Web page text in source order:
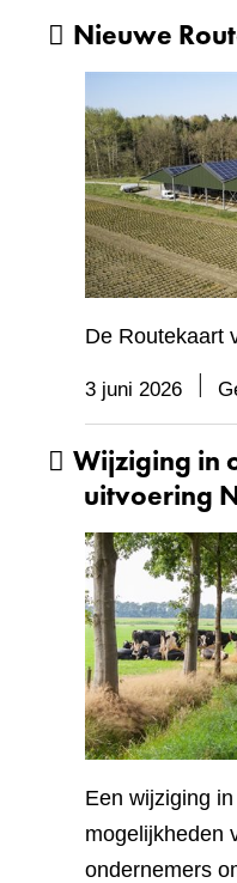
Nieuwe
De Routekaart
3 juni 2026
Wijziging in
uitvoering
Een wijziging
mogelijkheden
ondernemers